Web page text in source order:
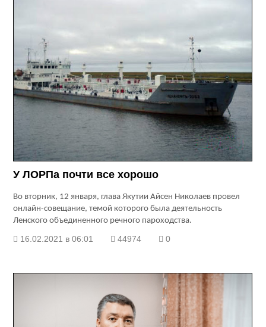
У ЛОРПа почти все хорошо
Во вторник, 12 января, глава Якутии Айсен Николаев провел
онлайн-совещание, темой которого была деятельность
Ленского объединенного речного пароходства.
16.02.2021 в 06:01 44974 0